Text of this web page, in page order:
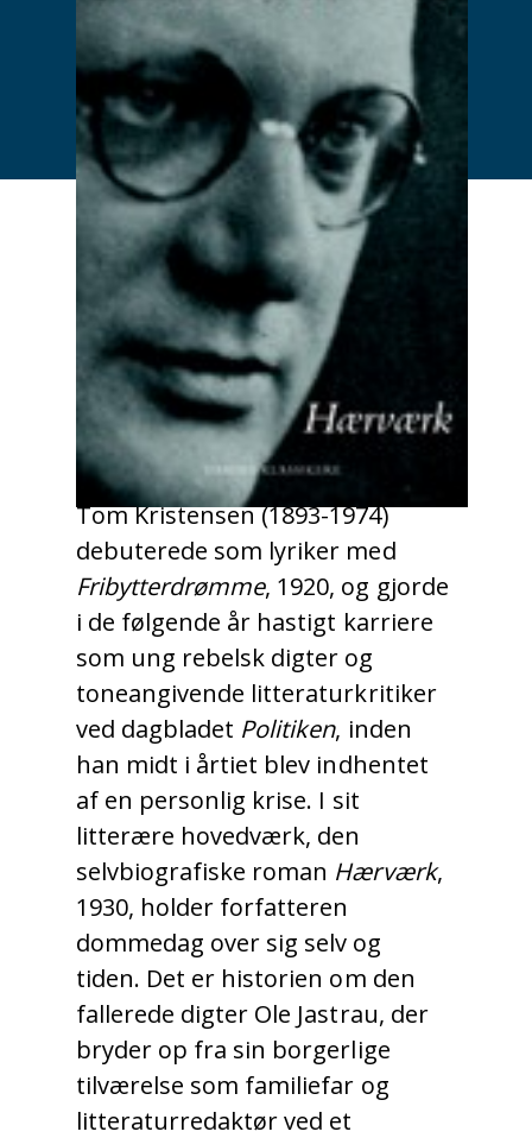
Tom Kristensen (1893-1974)
debuterede som lyriker med
Fribytterdrømme, 1920, og gjorde
i de følgende år hastigt karriere
som ung rebelsk digter og
toneangivende litteraturkritiker
ved dagbladet Politiken, inden
han midt i årtiet blev indhentet
af en personlig krise. I sit
litterære hovedværk, den
selvbiografiske roman Hærværk,
1930, holder forfatteren
dommedag over sig selv og
tiden. Det er historien om den
fallerede digter Ole Jastrau, der
bryder op fra sin borgerlige
tilværelse som familiefar og
litteraturredaktør ved et